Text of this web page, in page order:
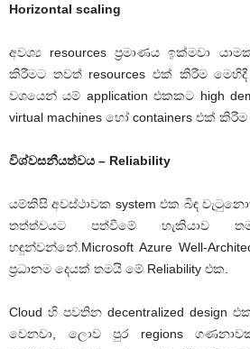
Horizontal scaling
අවශ්‍ය resources ප්‍රමාණය ඉක්මවා
කිරීමට තවත් resources එක් කිරීම
වශයෙන් යම් application එකකට high
virtual machines හෝ containers එක්
විශ්වසනීයත්වය – Reliability
යම්කිසි අවස්ථාවක system එක බිඳ
තත්ත්වයට පත්වීමේ හැකියාව
හඳුන්වන්නේ.Microsoft Azure Well-
ප්‍රධානම දෙයක් තමයි මේ Reliability එක.
Cloud හි පවතින decentralized design
වෙනවා, ලොව පුර regions